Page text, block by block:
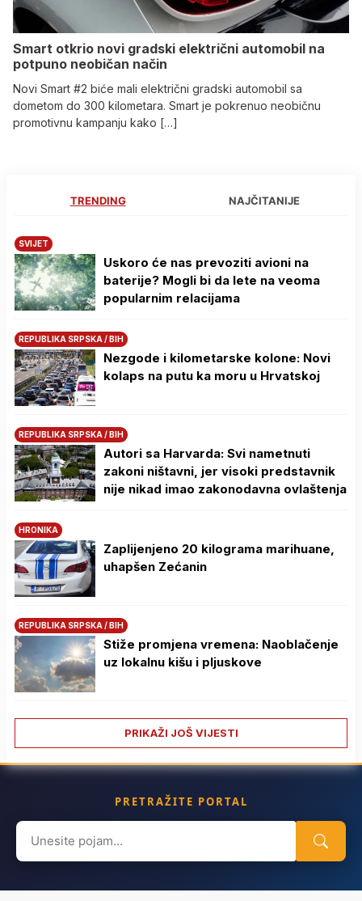
Smart otkrio novi gradski električni automobil na
potpuno neobičan način
Novi Smart #2 biće mali električni gradski automobil sa
dometom do 300 kilometara. Smart je pokrenuo neobičnu
promotivnu kampanju kako […]
TRENDING NAJČITANIJE
SVIJET
Uskoro će nas prevoziti avioni na
baterije? Mogli bi da lete na veoma
popularnim relacijama
REPUBLIKA SRPSKA / BIH
Nezgode i kilometarske kolone: Novi
kolaps na putu ka moru u Hrvatskoj
REPUBLIKA SRPSKA / BIH
Autori sa Harvarda: Svi nametnuti
zakoni ništavni, jer visoki predstavnik
nije nikad imao zakonodavna ovlaštenja
HRONIKA
Zaplijenjeno 20 kilograma marihuane,
uhapšen Zećanin
REPUBLIKA SRPSKA / BIH
Stiže promjena vremena: Naoblačenje
uz lokalnu kišu i pljuskove
PRIKAŽI JOŠ VIJESTI
PRETRAŽITE PORTAL
Search
for: